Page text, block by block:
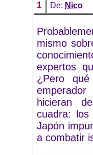
1 De: Nico
mismo
expertos
¿Pero
hicieran
cuadra: los
Japón
a combatir